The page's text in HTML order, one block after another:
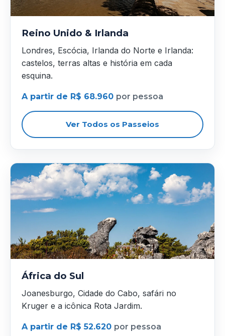
Reino Unido & Irlanda
Londres, Escócia, Irlanda do Norte e Irlanda:
castelos, terras altas e história em cada
esquina.
A partir de R$ 68.960 por pessoa
Ver Todos os Passeios
África do Sul
Joanesburgo, Cidade do Cabo, safári no
Kruger e a icônica Rota Jardim.
A partir de R$ 52.620 por pessoa